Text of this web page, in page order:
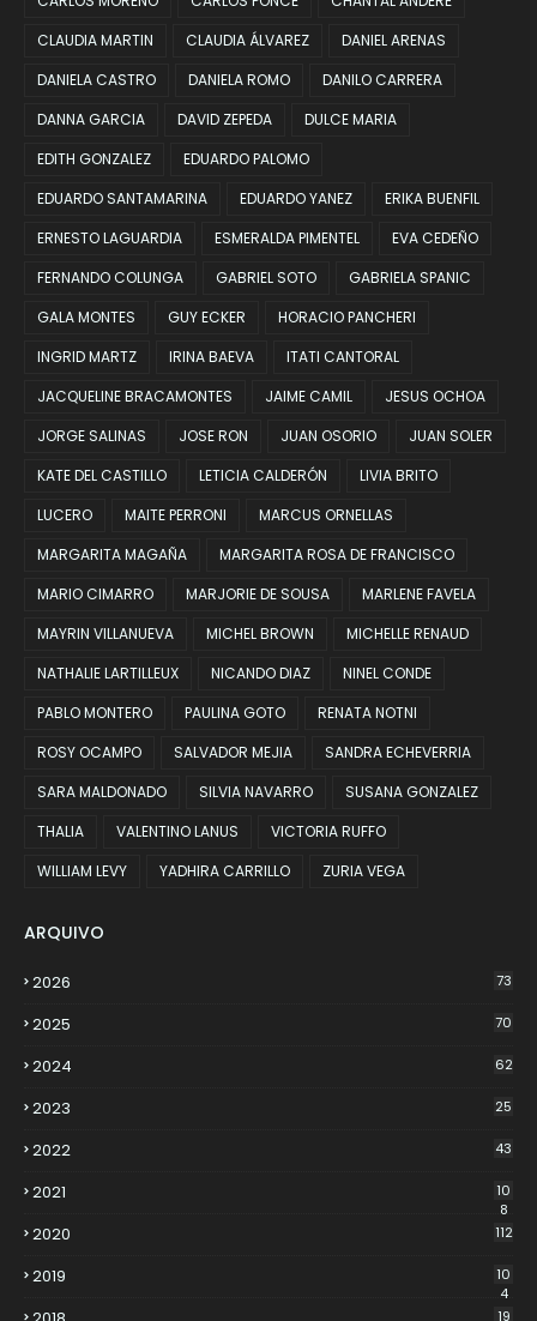
CLAUDIA MARTIN
CLAUDIA ÁLVAREZ
DANIEL ARENAS
DANIELA CASTRO
DANIELA ROMO
DANILO CARRERA
DANNA GARCIA
DAVID ZEPEDA
DULCE MARIA
EDITH GONZALEZ
EDUARDO PALOMO
EDUARDO SANTAMARINA
EDUARDO YANEZ
ERIKA BUENFIL
ERNESTO LAGUARDIA
ESMERALDA PIMENTEL
EVA CEDEÑO
FERNANDO COLUNGA
GABRIEL SOTO
GABRIELA SPANIC
GALA MONTES
GUY ECKER
HORACIO PANCHERI
INGRID MARTZ
IRINA BAEVA
ITATI CANTORAL
JACQUELINE BRACAMONTES
JAIME CAMIL
JESUS OCHOA
JORGE SALINAS
JOSE RON JUAN OSORIO
JUAN SOLER
KATE DEL CASTILLO
LETICIA CALDERÓN
LIVIA BRITO
LUCERO
MAITE PERRONI
MARCUS ORNELLAS
MARGARITA MAGAÑA
MARGARITA ROSA DE FRANCISCO
MARIO CIMARRO
MARJORIE DE SOUSA
MARLENE FAVELA
MAYRIN VILLANUEVA
MICHEL BROWN
MICHELLE RENAUD
NATHALIE LARTILLEUX
NICANDO DIAZ
NINEL CONDE
PABLO MONTERO
PAULINA GOTO
RENATA NOTNI
ROSY OCAMPO
SALVADOR MEJIA
SANDRA ECHEVERRIA
SARA MALDONADO
SILVIA NAVARRO
SUSANA GONZALEZ
THALIA
VALENTINO LANUS
VICTORIA RUFFO
WILLIAM LEVY
YADHIRA CARRILLO ZURIA VEGA
ARQUIVO
2026 73
2025 70
2024 62
2023 25
2022 43
2021
10
8
2020 112
2019
10
4
19